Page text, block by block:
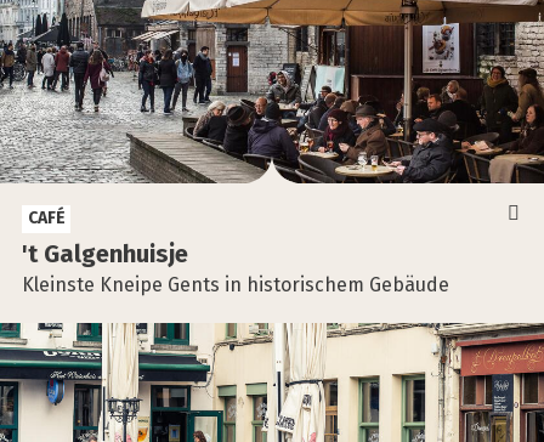
't Gal­gen­huis­je
Kleinste Kneipe Gents in historischem Gebäude
CAFÉ